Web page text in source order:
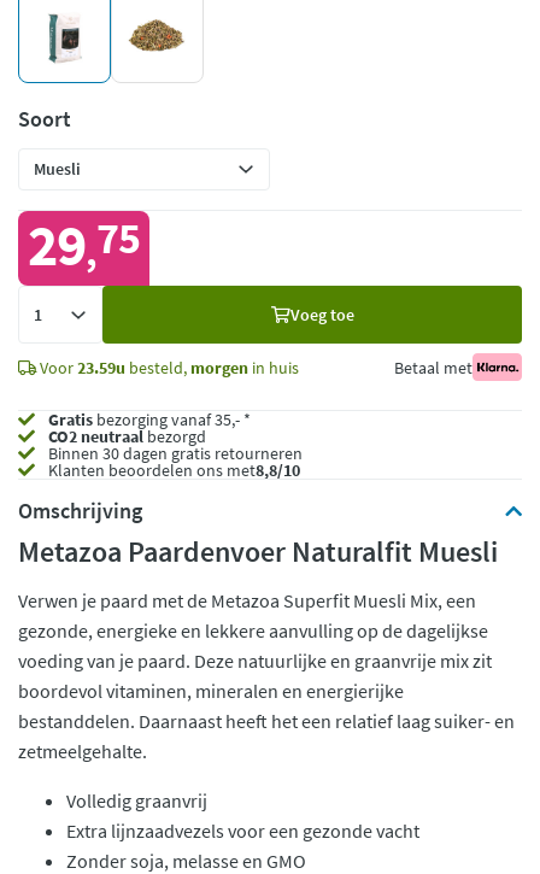
Soort
29,75
Voeg toe
Voor23.59u besteld, morgen in huis Betaal met
Gratis bezorging vanaf 35,- *
CO2 neutraalbezorgd
Binnen 30 dagen gratis retourneren
Klanten beoordelen ons met8,8/10
Omschrijving
Metazoa Paardenvoer Naturalfit Muesli
Verwen je paard met de Metazoa Superfit Muesli Mix, een
gezonde, energieke en lekkere aanvulling op de dagelijkse
voeding van je paard. Deze natuurlijke en graanvrije mix zit
boordevol vitaminen, mineralen en energierijke
bestanddelen. Daarnaast heeft het een relatief laag suiker- en
zetmeelgehalte.
Volledig graanvrij
Extra lijnzaadvezels voor een gezonde vacht
Zonder soja, melasse en GMO